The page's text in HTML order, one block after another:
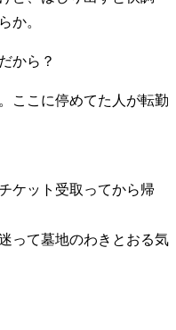
か。
から？
ここに停めてた人が転勤
ケット受取ってから帰
って墓地のわきとおる気